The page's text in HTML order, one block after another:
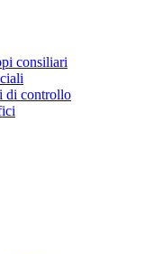
consiliari
di controllo